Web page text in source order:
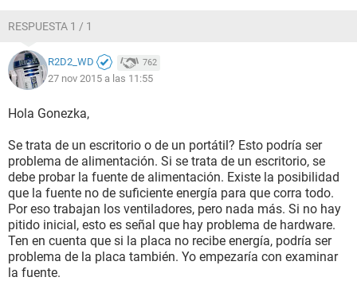
RESPUESTA 1 / 1
R2D2_WD 762
27 nov 2015 a las 11:55
Hola Gonezka,
Se trata de un escritorio o de un portátil? Esto podría ser
problema de alimentación. Si se trata de un escritorio, se
debe probar la fuente de alimentación. Existe la posibilidad
que la fuente no de suficiente energía para que corra todo.
Por eso trabajan los ventiladores, pero nada más. Si no hay
pitido inicial, esto es señal que hay problema de hardware.
Ten en cuenta que si la placa no recibe energía, podría ser
problema de la placa también. Yo empezaría con examinar
la fuente.